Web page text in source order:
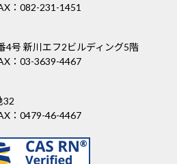
：082-231-1451
4号 新川エフ2ビルディング5階
：03-3639-4467
32
：0479-46-4467